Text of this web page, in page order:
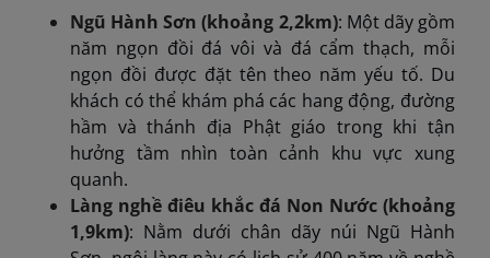
Ngũ Hành Sơn (khoảng 2,2km): Một dãy gồm
năm ngọn đồi đá vôi và đá cẩm thạch, mỗi
ngọn đồi được đặt tên theo năm yếu tố. Du
khách có thể khám phá các hang động, đường
hầm và thánh địa Phật giáo trong khi tận
hưởng tầm nhìn toàn cảnh khu vực xung
quanh.​
Làng nghề điêu khắc đá Non Nước (khoảng
1,9km): Nằm dưới chân dãy núi Ngũ Hành